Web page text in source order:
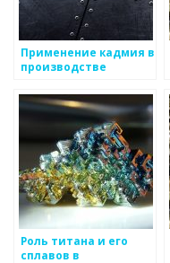
Применение кадмия в
производстве
полупроводников
Роль титана и его
сплавов в